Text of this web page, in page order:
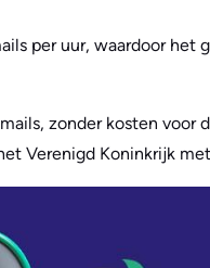
per uur, waardoor het
zonder kosten
Verenigd Koninkrijk